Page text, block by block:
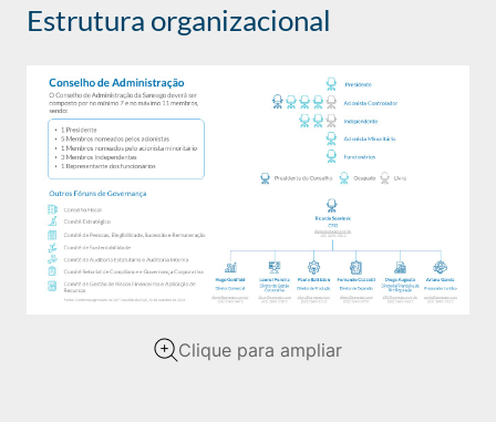
Estrutura organizacional
Clique para ampliar